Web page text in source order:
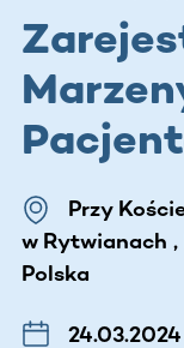
Przy
w Rytwianach ,
Polska
24.03.2024